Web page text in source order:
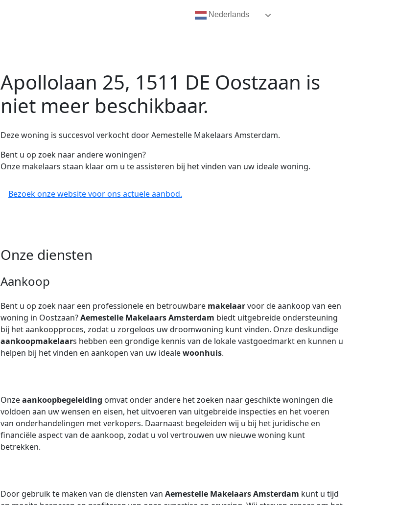
Apollolaan 25, 1511 DE Oostzaan is
niet meer beschikbaar.
Deze woning is succesvol verkocht door Aemestelle Makelaars Amsterdam.
Bent u op zoek naar andere woningen?
Onze makelaars staan klaar om u te assisteren bij het vinden van uw ideale woning.
Bezoek onze website voor ons actuele aanbod.
Onze diensten
Aankoop
Bent u op zoek naar een professionele en betrouwbare makelaarvoor de aankoop van een
woning in Oostzaan?Aemestelle Makelaars Amsterdam biedt uitgebreide ondersteuning
bij het aankoopproces, zodat u zorgeloos uw droomwoning kunt vinden. Onze deskundige
aankoopmakelaars hebben een grondige kennis van de lokale vastgoedmarkt en kunnen u
helpen bij het vinden en aankopen van uw idealewoonhuis.
Onzeaankoopbegeleiding omvat onder andere het zoeken naar geschikte woningen die
voldoen aan uw wensen en eisen, het uitvoeren van uitgebreide inspecties en het voeren
van onderhandelingen met verkopers. Daarnaast begeleiden wij u bij het juridische en
financiële aspect van de aankoop, zodat u vol vertrouwen uw nieuwe woning kunt
betrekken.
Door gebruik te maken van de diensten van Aemestelle Makelaars Amsterdam kunt u tijd
Nederlands